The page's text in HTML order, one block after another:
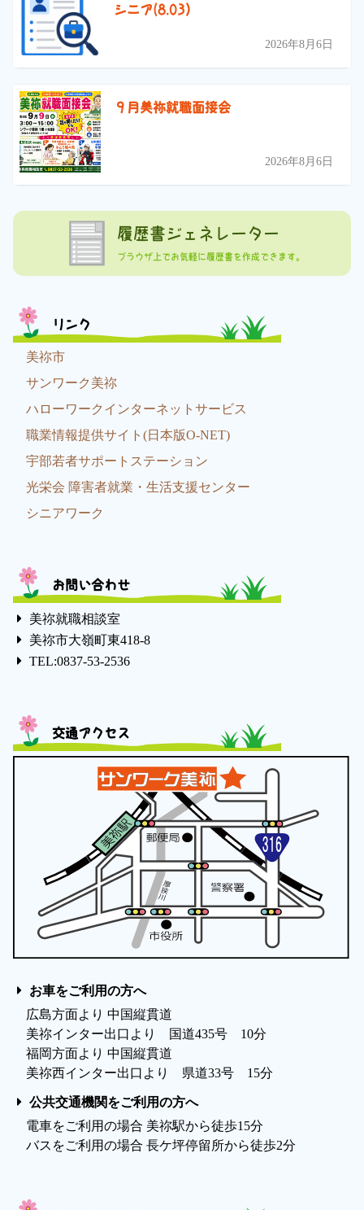
シニア(8.03）
2026年8月6日
９月美祢就職面接会
2026年8月6日
履歴書ジェネレーター
ブラウザ上でお気軽に履歴書を作成できます。
リンク
美祢市
サンワーク美祢
ハローワークインターネットサービス
職業情報提供サイト(日本版O-NET)
宇部若者サポートステーション
光栄会 障害者就業・生活支援センター
シニアワーク
お問い合わせ
美祢就職相談室
美祢市大嶺町東418-8
TEL:0837-53-2536
交通アクセス
お車をご利用の方へ
広島方面より 中国縦貫道
美祢インター出口より 国道435号 10分
福岡方面より 中国縦貫道
美祢西インター出口より 県道33号 15分
公共交通機関をご利用の方へ
電車をご利用の場合 美祢駅から徒歩15分
バスをご利用の場合 長ケ坪停留所から徒歩2分